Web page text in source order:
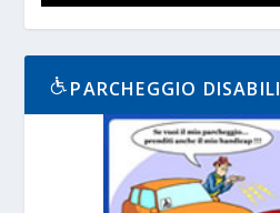
PARCHEGGIO DISABILI